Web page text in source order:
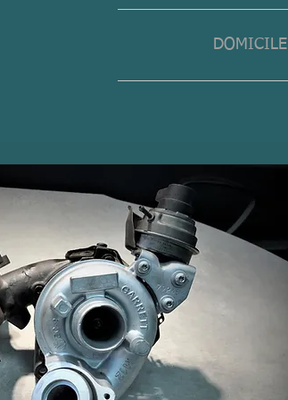
DOMICILE